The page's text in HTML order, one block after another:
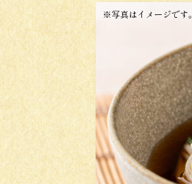
※写真はイメージです。